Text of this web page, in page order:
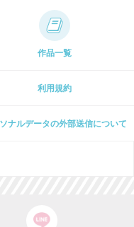
作品一覧
利用規約
ナルデータの外部送信について